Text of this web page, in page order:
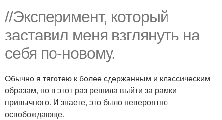
//Эксперимент, который
заставил меня взглянуть на
себя по-новому.
Обычно я тяготею к более сдержанным и классическим
образам, но в этот раз решила выйти за рамки
привычного. И знаете, это было невероятно
освобождающе.